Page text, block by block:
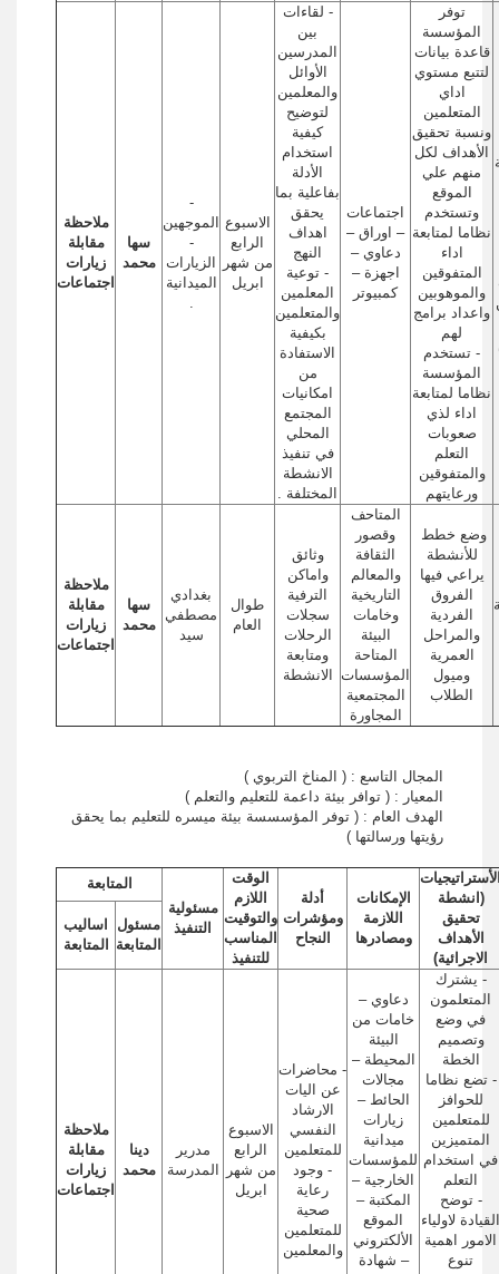
توفر
المؤسسة
قاعدة بيانات
لتتبع مستوي
اداي
المتعلمين
ونسبة تحقيق
الأهداف لكل
منهم علي
الموقع
وتستخدم
نظاما لمتابعة
اداء
المتفوقين
والموهوبين
واعداد برامج
لهم
- تستخدم
المؤسسة
نظاما لمتابعة
اداء لذي
صعوبات
التعلم
والمتفوقين
ورعايتهم
اجتماعات
– اوراق –
دعاوي –
اجهزة –
كمبيوتر
- لقاءات
بين
المدرسين
الأوائل
والمعلمين
لتوضيح
كيفية
استخدام
الأدلة
بفاعلية بما
يحقق
اهداف
النهج
- توعية
المعلمين
والمتعلمين
بكيفية
الاستفادة
من
امكانيات
المجتمع
المحلي
في تنفيذ
الانشطة
المختلفة .
الاسبوع
الرابع
من شهر
ابريل
-
الموجهين
-
الزيارات
الميدانية
سها
محمد
ملاحظة
مقابلة
زيارات
اجتماعات
وضع خطط
للأنشطة
يراعي فيها
الفروق
الفردية
والمراحل
العمرية
وميول
الطلاب
المتاحف
وقصور
الثقافة
والمعالم
التاريخية
وخامات
البيئة
المتاحة
المؤسسات
المجتمعية
المجاورة
وثائق
واماكن
الترفية
سجلات
الرحلات
ومتابعة
الانشطة
طوال
العام
بغدادي
مصطفي
سيد
سها
محمد
ملاحظة
مقابلة
زيارات
اجتماعات
المجال التاسع : ( المناخ التربوي )
المعيار : ( توافر بيئة داعمة للتعليم والتعلم )
الهدف العام : ( توفر المؤسسسة بيئة ميسره للتعليم بما يحقق
رؤيتها ورسالتها )
(انشطة
تحقيق
الأهداف
الاجرائية)
الإمكانات
اللازمة
ومصادرها
أدلة
ومؤشرات
النجاح
الوقت
اللازم
والتوقيت
المناسب
للتنفيذ
مسئولية
التنفيذ
المتابعة
مسئول
المتابعة
اساليب
المتابعة
- يشترك
المتعلمون
في وضع
وتصميم
الخطة
- تضع نظاما
للحوافز
للمتعلمين
المتميزين
في استخدام
التعلم
- توضح
القيادة لاولياء
الامور اهمية
تنوع
دعاوي –
خامات من
البيئة
المحيطة –
مجالات
الحائط –
زيارات
ميدانية
للمؤسسات
الخارجية –
المكتبة –
الموقع
الألكتروني
– شهادة
- محاضرات
عن اليات
الارشاد
النفسي
للمتعلمين
- وجود
رعاية
صحية
للمتعلمين
والمعلمين
الاسبوع
الرابع
من شهر
ابريل
مدرير
المدرسة
دينا
محمد
ملاحظة
مقابلة
زيارات
اجتماعات